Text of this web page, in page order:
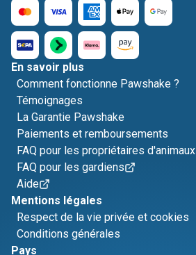
En savoir plus
Comment fonctionne Pawshake ?
Témoignages
La Garantie Pawshake
Paiements et remboursements
FAQ pour les propriétaires d'animaux
FAQ pour les gardiens
Aide
Mentions légales
Respect de la vie privée et cookies
Conditions générales
Pays